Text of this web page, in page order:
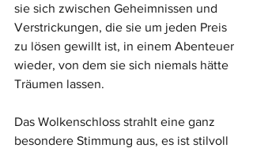
sie sich zwischen Geheimnissen und
Verstrickungen, die sie um jeden Preis
zu lösen gewillt ist, in einem Abenteuer
wieder, von dem sie sich niemals hätte
Träumen lassen.
Das Wolkenschloss strahlt eine ganz
besondere Stimmung aus, es ist stilvoll